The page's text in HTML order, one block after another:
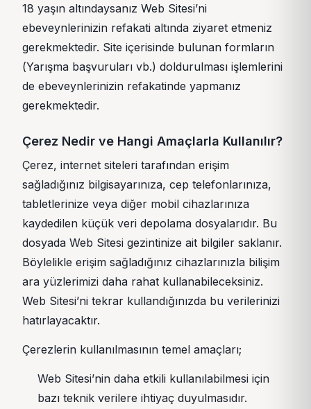
18 yaşın altındaysanız Web Sitesi’ni
ebeveynlerinizin refakati altında ziyaret etmeniz
gerekmektedir. Site içerisinde bulunan formların
(Yarışma başvuruları vb.) doldurulması işlemlerini
de ebeveynlerinizin refakatinde yapmanız
gerekmektedir.
Çerez Nedir ve Hangi Amaçlarla Kullanılır?
Çerez, internet siteleri tarafından erişim
sağladığınız bilgisayarınıza, cep telefonlarınıza,
tabletlerinize veya diğer mobil cihazlarınıza
kaydedilen küçük veri depolama dosyalarıdır. Bu
dosyada Web Sitesi gezintinize ait bilgiler saklanır.
Böylelikle erişim sağladığınız cihazlarınızla bilişim
ara yüzlerimizi daha rahat kullanabileceksiniz.
Web Sitesi’ni tekrar kullandığınızda bu verilerinizi
hatırlayacaktır.
Çerezlerin kullanılmasının temel amaçları;
Web Sitesi’nin daha etkili kullanılabilmesi için
bazı teknik verilere ihtiyaç duyulmasıdır.